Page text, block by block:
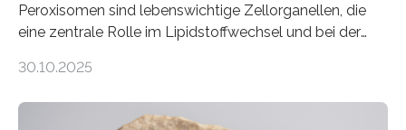
Peroxisomen sind lebenswichtige Zellorganellen, die
eine zentrale Rolle im Lipidstoffwechsel und bei der
erfüllen können, müssen zahlreiche Enzyme präzise in
der Ruhr-Universität Bochum um Prof. Dr. Ralf Erdmann
30.10.2025